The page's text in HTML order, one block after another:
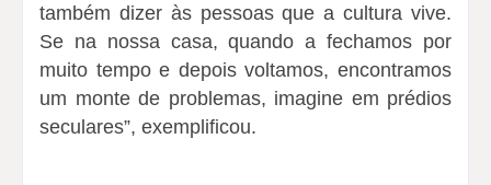
também dizer às pessoas que a cultura vive.
Se na nossa casa, quando a fechamos por
muito tempo e depois voltamos, encontramos
um monte de problemas, imagine em prédios
seculares”, exemplificou.